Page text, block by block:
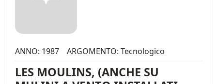
ANNO: 1987 ARGOMENTO: Tecnologico
LES MOULINS, (ANCHE SU